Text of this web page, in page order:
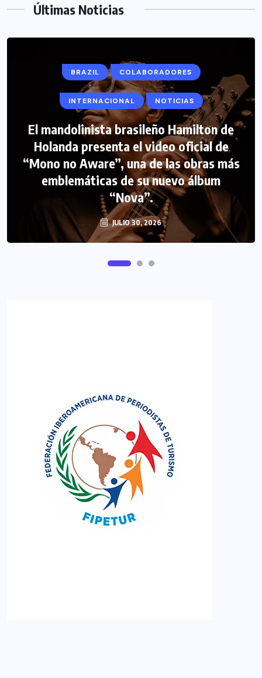
Últimas Noticias
BRAZIL COLABORADORES
INTERNACIONAL NOTICIAS
El mandolinista brasileño Hamilton de
Holanda presenta el video oficial de
“Mono no Aware”, una de las obras más
emblemáticas de su nuevo álbum
“Nova”.
JULIO 30, 2026
COLABORADORES INTERNACIONAL
NOTICIAS PERIODISMO TURISTICO
FIPETUR se solidariza con Venezuela
JUNIO 29, 2026